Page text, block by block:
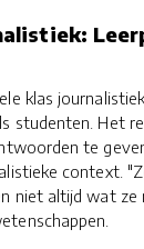
klas
studenten. Het
te
context.
niet altijd wat ze